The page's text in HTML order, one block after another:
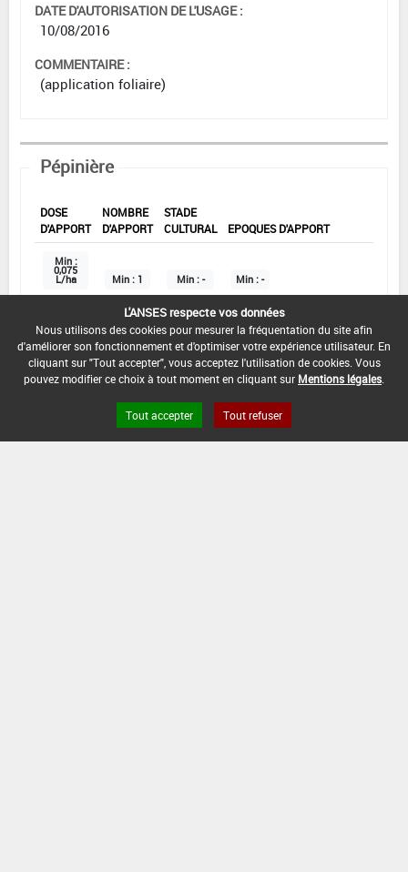
DATE D'AUTORISATION DE L'USAGE :
10/08/2016
COMMENTAIRE :
(application foliaire)
Pépinière
DOSE
D'APPORT
NOMBRE
D'APPORT
STADE
CULTURAL
EPOQUES D'APPORT
Min :
0,075
L/ha
L/ha
Min : 1
Max :2
Min : -
Max :-
Min : -
Max :-
DATE D'AUTORISATION DE L'USAGE :
L'ANSES respecte vos données
Nous utilisons des cookies pour mesurer la fréquentation du site afin
d'améliorer son fonctionnement et d'optimiser votre expérience utilisateur. En
cliquant sur "Tout accepter", vous acceptez l'utilisation de cookies. Vous
pouvez modifier ce choix à tout moment en cliquant sur Mentions légales
Tout accepter Tout refuser